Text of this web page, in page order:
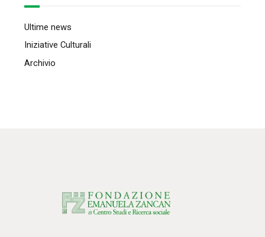
Ultime news
Iniziative Culturali
Archivio